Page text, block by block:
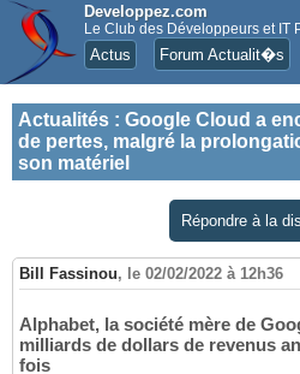
Developpez.com
Le Club des Développeurs et IT
Actus Forum Actualit�s
Actualités : Google Cloud a
de pertes, malgré la
son matériel
Répondre à la
Bill Fassinou, le 02/02/2022 à 12h36
Alphabet, la société mère de
milliards de dollars de revenus
fois